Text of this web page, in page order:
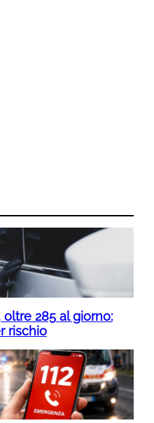
oltre 285 al giorno:
rischio